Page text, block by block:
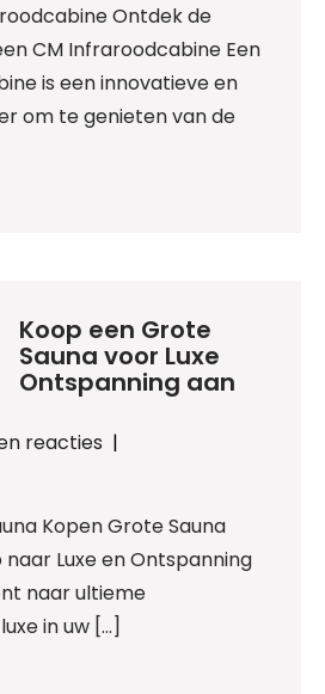
Ontdek de
CM Infraroodcabine Een
is een innovatieve en
om te genieten van de
Koop een Grote
Sauna voor Luxe
Ontspanning aan
reacties |
Kopen Grote Sauna
naar Luxe en Ontspanning
naar ultieme
in uw […]